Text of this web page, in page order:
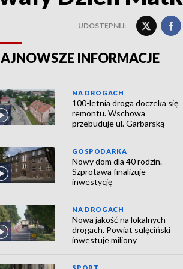
UDOSTĘPNIJ:
INFORMACJE
NA DROGACH
100-letnia droga doczeka się
remontu. Wschowa
przebuduje ul. Garbarską
GOSPODARKA
Nowy dom dla 40 rodzin.
Szprotawa finalizuje
inwestycję
NA DROGACH
Nowa jakość na lokalnych
drogach. Powiat sulęciński
inwestuje miliony